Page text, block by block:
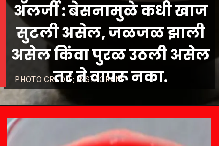
PHOTO CREDIT; INSTAGRAM
अ‍ॅलर्जी : बेसनामुळे कधी खाज
सुटली असेल, जळजळ झाली
असेल किंवा पुरळ उठली असेल